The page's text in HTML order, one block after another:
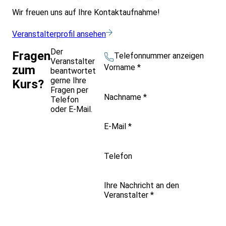
Wir freuen uns auf Ihre Kontaktaufnahme!
Veranstalterprofil ansehen
Fragen
zum
Kurs?
Der
Veranstalter
beantwortet
gerne Ihre
Fragen per
Telefon
oder E-Mail.
Telefonnummer anzeigen
Vorname *
Nachname *
E-Mail *
Telefon
Ihre Nachricht an den
Veranstalter *